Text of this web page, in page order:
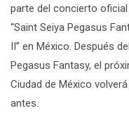
parte del concierto oficial
“Saint Seiya Pegasus
II” en México. Después
Pegasus Fantasy, el
Ciudad de México
antes.